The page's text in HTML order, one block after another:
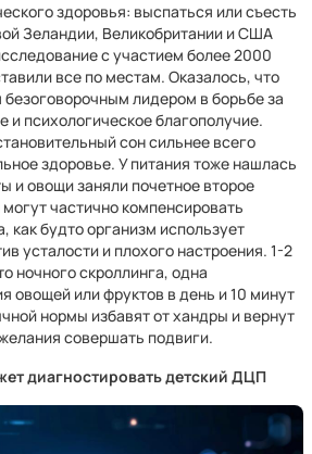
здоровья: выспаться или съесть
Зеландии, Великобритании и США
с участием более 2000
все по местам. Оказалось, что
безоговорочным лидером в борьбе за
и психологическое благополучие.
сон сильнее всего
здоровье. У питания тоже нашлась
и овощи заняли почетное второе
частично компенсировать
как будто организм использует
усталости и плохого настроения. 1-2
ночного скроллинга, одна
овощей или фруктов в день и 10 минут
нормы избавят от хандры и вернут
совершать подвиги.
диагностировать детский ДЦП